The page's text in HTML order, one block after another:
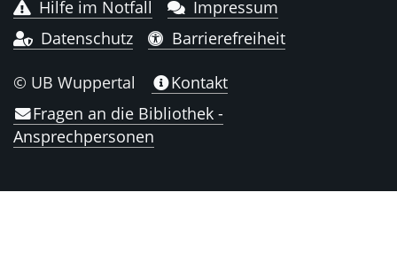
Hilfe im Notfall
Impressum
Datenschutz
Barrierefreiheit
© UB Wuppertal
Kontakt
Fragen an die Bibliothek -
Ansprechpersonen